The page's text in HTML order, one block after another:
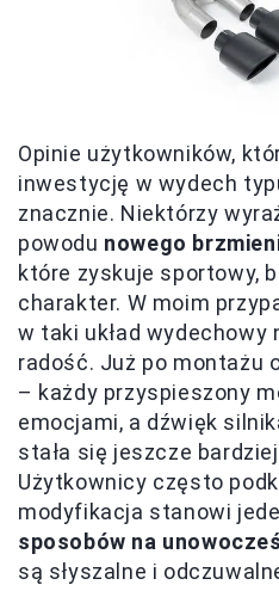
Opinie użytkowników,
inwestycję w wydech
znacznie. Niektórzy
powodu nowego
które zyskuje sportowy,
charakter. W moim
w taki układ wydechowy
radość. Już po montażu
– każdy przyspieszony
emocjami, a dźwięk
stała się jeszcze
Użytkownicy często
modyfikacja stanowi
sposobów na
są słyszalne i